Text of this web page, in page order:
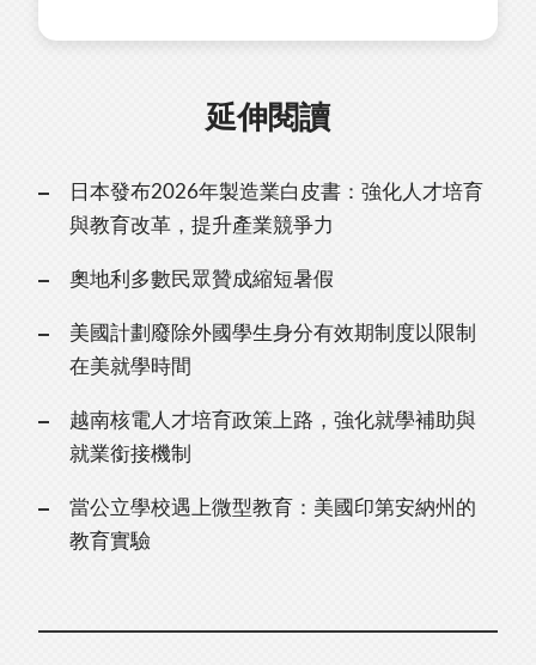
延伸閱讀
日本發布2026年製造業白皮書：強化人才培育
與教育改革，提升產業競爭力
奧地利多數民眾贊成縮短暑假
美國計劃廢除外國學生身分有效期制度以限制
在美就學時間
越南核電人才培育政策上路，強化就學補助與
就業銜接機制
當公立學校遇上微型教育：美國印第安納州的
教育實驗